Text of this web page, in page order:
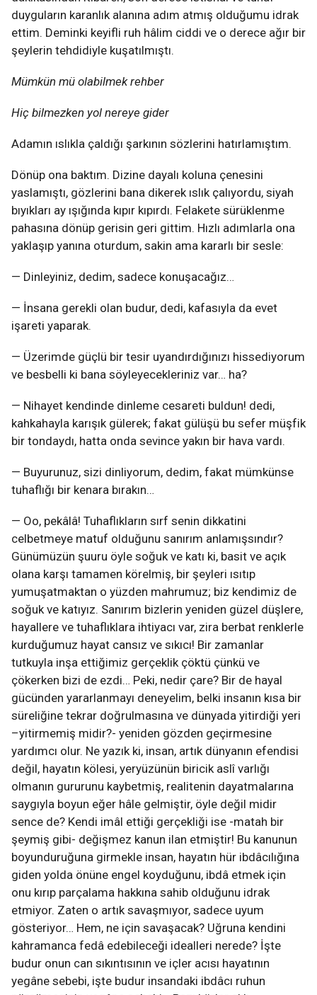
duyguların karanlık alanına adım atmış olduğumu idrak
ettim. Deminki keyifli ruh hâlim ciddi ve o derece ağır bir
şeylerin tehdidiyle kuşatılmıştı.
Mümkün mü olabilmek rehber
Hiç bilmezken yol nereye gider
Adamın ıslıkla çaldığı şarkının sözlerini hatırlamıştım.
Dönüp ona baktım. Dizine dayalı koluna çenesini
yaslamıştı, gözlerini bana dikerek ıslık çalıyordu, siyah
bıyıkları ay ışığında kıpır kıpırdı. Felakete sürüklenme
pahasına dönüp gerisin geri gittim. Hızlı adımlarla ona
yaklaşıp yanına oturdum, sakin ama kararlı bir sesle:
— Dinleyiniz, dedim, sadece konuşacağız…
— İnsana gerekli olan budur, dedi, kafasıyla da evet
işareti yaparak.
— Üzerimde güçlü bir tesir uyandırdığınızı hissediyorum
ve besbelli ki bana söyleyecekleriniz var… ha?
— Nihayet kendinde dinleme cesareti buldun! dedi,
kahkahayla karışık gülerek; fakat gülüşü bu sefer müşfik
bir tondaydı, hatta onda sevince yakın bir hava vardı.
— Buyurunuz, sizi dinliyorum, dedim, fakat mümkünse
tuhaflığı bir kenara bırakın…
— Oo, pekâlâ! Tuhaflıkların sırf senin dikkatini
celbetmeye matuf olduğunu sanırım anlamışsındır?
Günümüzün şuuru öyle soğuk ve katı ki, basit ve açık
olana karşı tamamen körelmiş, bir şeyleri ısıtıp
yumuşatmaktan o yüzden mahrumuz; biz kendimiz de
soğuk ve katıyız. Sanırım bizlerin yeniden güzel düşlere,
hayallere ve tuhaflıklara ihtiyacı var, zira berbat renklerle
kurduğumuz hayat cansız ve sıkıcı! Bir zamanlar
tutkuyla inşa ettiğimiz gerçeklik çöktü çünkü ve
çökerken bizi de ezdi… Peki, nedir çare? Bir de hayal
gücünden yararlanmayı deneyelim, belki insanın kısa bir
süreliğine tekrar doğrulmasına ve dünyada yitirdiği yeri
–yitirmemiş midir?- yeniden gözden geçirmesine
yardımcı olur. Ne yazık ki, insan, artık dünyanın efendisi
değil, hayatın kölesi, yeryüzünün biricik aslî varlığı
olmanın gururunu kaybetmiş, realitenin dayatmalarına
saygıyla boyun eğer hâle gelmiştir, öyle değil midir
sence de? Kendi imâl ettiği gerçekliği ise -matah bir
şeymiş gibi- değişmez kanun ilan etmiştir! Bu kanunun
boyunduruğuna girmekle insan, hayatın hür ibdâcılığına
giden yolda önüne engel koyduğunu, ibdâ etmek için
onu kırıp parçalama hakkına sahib olduğunu idrak
etmiyor. Zaten o artık savaşmıyor, sadece uyum
gösteriyor… Hem, ne için savaşacak? Uğruna kendini
kahramanca fedâ edebileceği idealleri nerede? İşte
budur onun can sıkıntısının ve içler acısı hayatının
yegâne sebebi, işte budur insandaki ibdâcı ruhun